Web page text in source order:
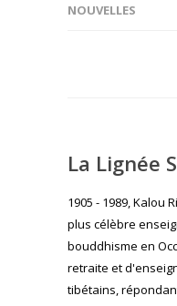
NOUVELLES
La Lignée
1905 - 1989, Kalou
plus célèbre
bouddhisme en
retraite et
tibétains,